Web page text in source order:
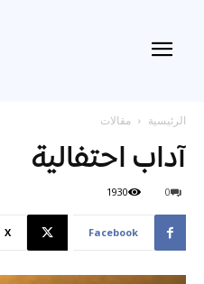
الرئيسية مقالات
آداب احتفالية
0
1930
Facebook
X